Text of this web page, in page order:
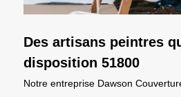
Des artisans peintres
disposition 51800
Notre entreprise Dawson